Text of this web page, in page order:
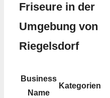
Friseure in der
Umgebung von
Riegelsdorf
Business
Name
Kategorien